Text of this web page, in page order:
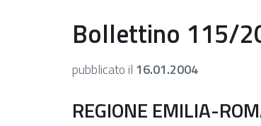
Bollettino 115/
pubblicato il 16.01.2004
REGIONE EMILIA-